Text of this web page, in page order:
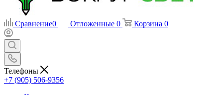
Сравнение0 Отложенные 0 Корзина 0
Телефоны
+7 (905) 506-9356